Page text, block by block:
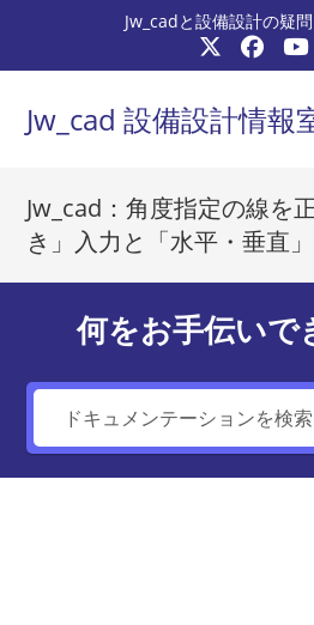
テ
プ
Jw_cadと設備設計の疑
Jw_cad 設備設計情報
Jw_cad：角度指定の線を
き」入力と「水平・垂直
何をお手伝いで